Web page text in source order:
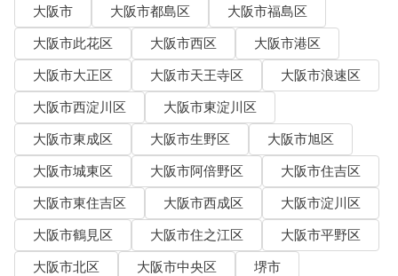
大阪市 大阪市都島区
大阪市福島区
大阪市此花区
大阪市西区
大阪市港区
大阪市大正区
大阪市天王寺区
大阪市浪速区
大阪市西淀川区
大阪市東淀川区
大阪市東成区
大阪市生野区
大阪市旭区
大阪市城東区
大阪市阿倍野区
大阪市住吉区
大阪市東住吉区
大阪市西成区
大阪市淀川区
大阪市鶴見区
大阪市住之江区
大阪市平野区
大阪市北区
大阪市中央区
堺市